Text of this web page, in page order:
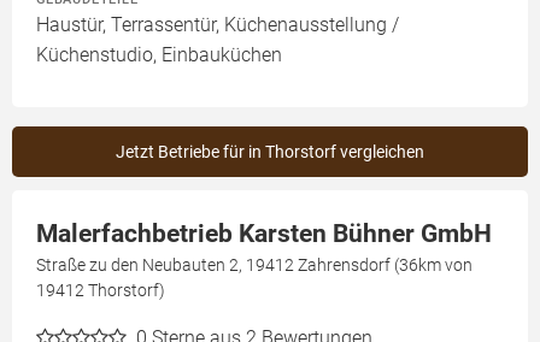
Haustür, Terrassentür, Küchenausstellung /
Küchenstudio, Einbauküchen
Jetzt Betriebe für in Thorstorf vergleichen
Malerfachbetrieb Karsten Bühner GmbH
Straße zu den Neubauten 2, 19412 Zahrensdorf (36km von
19412 Thorstorf)